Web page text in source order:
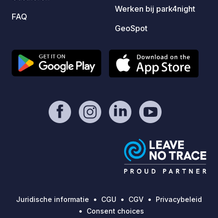
FAQ
Werken bij park4night
GeoSpot
Juridische informatie CGU CGV
Privacybeleid
Consent choices